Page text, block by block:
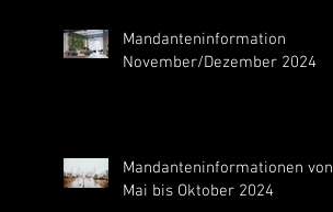
Mandanteninformation
November/Dezember 2024
Mandanteninformationen von
Mai bis Oktober 2024